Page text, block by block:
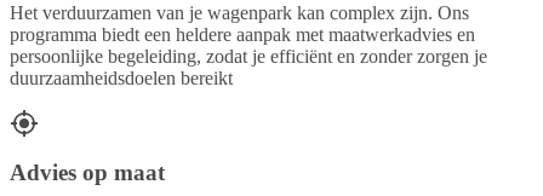
Het verduurzamen van je wagenpark kan complex zijn. Ons
programma biedt een heldere aanpak met maatwerkadvies en
persoonlijke begeleiding, zodat je efficiënt en zonder zorgen je
duurzaamheidsdoelen bereikt
Advies op maat